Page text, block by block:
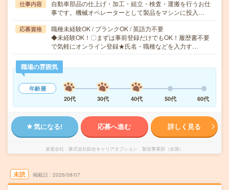
仕事内容
自動車部品の仕上げ・加工・組立・検査・運搬を行うお仕
事です。機械オペレーターとして製品をマシンに投入…
応募資格
職種未経験OK / ブランクOK / 英語力不要
◆未経験OK！〇まずは事前登録だけでもOK！履歴書不要
で気軽にオンライン登録★氏名・職種などを入力す…
職場の雰囲気
年齢層
20代
30代 40代 50代 60代
気になる! 応募へ進む 詳しく見る
派遣会社 株式会社綜合キャリアオプション 製造事業部（全国）
未読 掲載日 2026/08/07